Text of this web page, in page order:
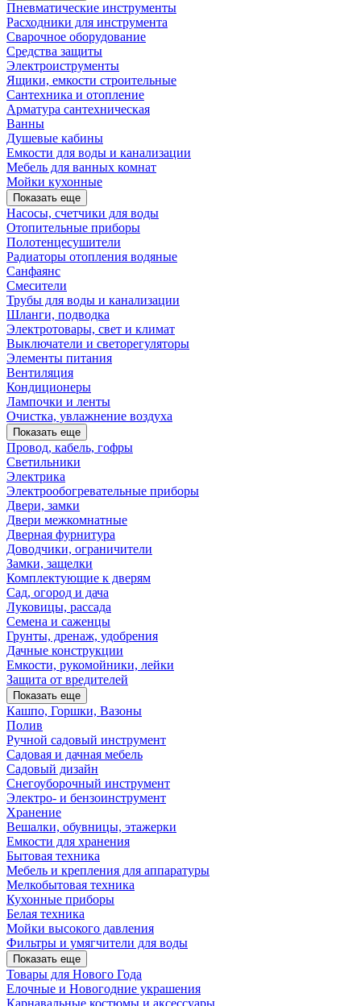
Пневматические инструменты
Расходники для инструмента
Сварочное оборудование
Средства защиты
Электроиструменты
Ящики, емкости строительные
Сантехника и отопление
Арматура сантехническая
Ванны
Душевые кабины
Емкости для воды и канализации
Мебель для ванных комнат
Мойки кухонные
Показать еще
Насосы, счетчики для воды
Отопительные приборы
Полотенцесушители
Радиаторы отопления водяные
Санфаянс
Смесители
Трубы для воды и канализации
Шланги, подводка
Электротовары, свет и климат
Выключатели и светорегуляторы
Элементы питания
Вентиляция
Кондиционеры
Лампочки и ленты
Очистка, увлажнение воздуха
Показать еще
Провод, кабель, гофры
Светильники
Электрика
Электрообогревательные приборы
Двери, замки
Двери межкомнатные
Дверная фурнитура
Доводчики, ограничители
Замки, защелки
Комплектующие к дверям
Сад, огород и дача
Луковицы, рассада
Семена и саженцы
Грунты, дренаж, удобрения
Дачные конструкции
Емкости, рукомойники, лейки
Защита от вредителей
Показать еще
Кашпо, Горшки, Вазоны
Полив
Ручной садовый инструмент
Садовая и дачная мебель
Садовый дизайн
Снегоуборочный инструмент
Электро- и бензоинструмент
Хранение
Вешалки, обувницы, этажерки
Емкости для хранения
Бытовая техника
Мебель и крепления для аппаратуры
Мелкобытовая техника
Кухонные приборы
Белая техника
Мойки высокого давления
Фильтры и умягчители для воды
Показать еще
Товары для Нового Года
Елочные и Новогодние украшения
Карнавальные костюмы и аксессуары